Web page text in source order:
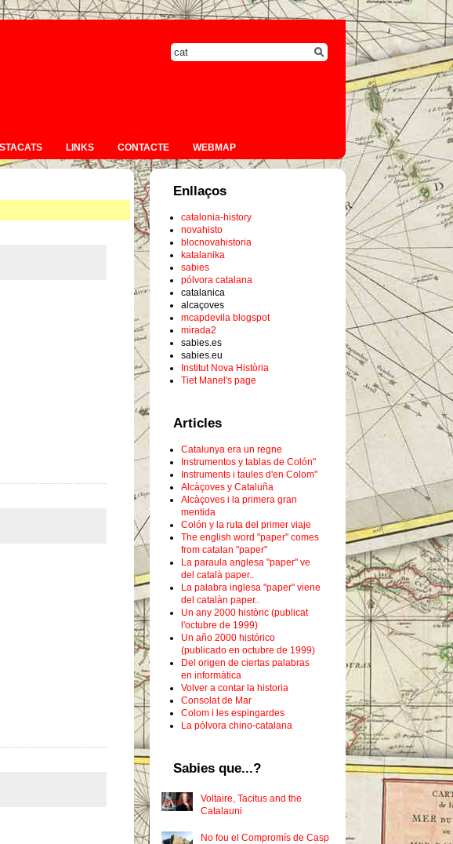
LINKS CONTACTE WEBMAP
Enllaços
catalonia-history
novahisto
blocnovahistoria
katalanika
sabies
pólvora catalana
catalanica
alcaçoves
mcapdevila blogspot
mirada2
sabies.es
sabies.eu
Institut Nova Història
Tiet Manel's page
Articles
Catalunya era un regne
Instrumentos y tablas de Colón"
Instruments i taules d'en Colom"
Alcàçoves y Cataluña
Alcàçoves i la primera gran
mentida
Colón y la ruta del primer viaje
The english word "paper" comes
from catalan "paper"
La paraula anglesa "paper" ve
del català paper..
La palabra inglesa "paper" viene
del catalàn paper..
Un any 2000 històric (publicat
l'octubre de 1999)
Un año 2000 histórico
(publicado en octubre de 1999)
Del origen de ciertas palabras
en informàtica
Volver a contar la historia
Consolat de Mar
Colom i les espingardes
La pólvora chino-catalana
Sabies que...?
Voltaire, Tacitus and the
Catalauni
No fou el Compromís de Casp